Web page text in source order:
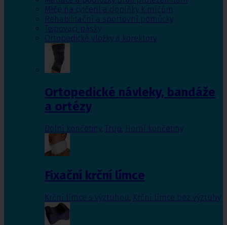
Míče na cvičení a doplňky k míčům
Rehabilitační a sportovní pomůcky
Tejpovací pásky
Ortopedické vložky a korektory
Ortopedické návleky, bandáže
a ortézy
Dolní končetiny, Trup, Horní končetiny
Fixační krční límce
Krční límce s výztuhou Krční límce bez výztuhy